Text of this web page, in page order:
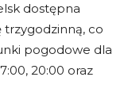
dostępna
co
pogodowe dla
20:00 oraz